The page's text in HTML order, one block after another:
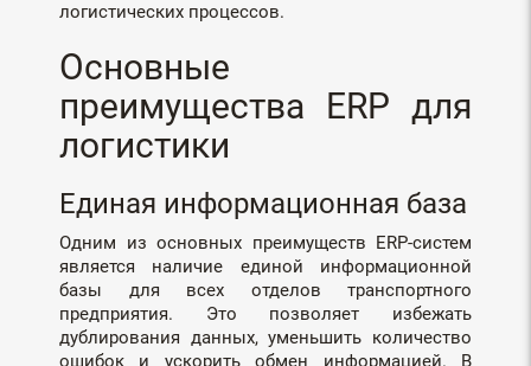
логистических процессов.
Основные
преимущества ERP для
логистики
Единая информационная база
Одним из основных преимуществ ERP-систем
является наличие единой информационной
базы для всех отделов транспортного
предприятия. Это позволяет избежать
дублирования данных, уменьшить количество
ошибок и ускорить обмен информацией. В